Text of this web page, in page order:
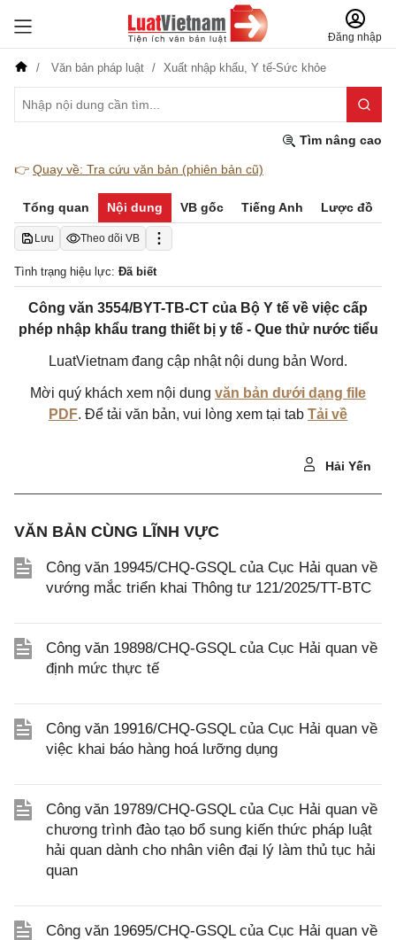
Đăng nhập
Văn bản pháp luật Xuất nhập khẩu, Y tế-Sức khỏe
Tìm nâng cao
👉 Quay về: Tra cứu văn bản (phiên bản cũ)
Tổng quan Nội dung VB gốc Tiếng Anh Lược đồ
Lưu Theo dõi VB
Tình trạng hiệu lực: Đã biết
Công văn 3554/BYT-TB-CT của Bộ Y tế về việc cấp
phép nhập khẩu trang thiết bị y tế - Que thử nước tiểu
LuatVietnam đang cập nhật nội dung bản Word.
Mời quý khách xem nội dung văn bản dưới dạng file
PDF. Để tải văn bản, vui lòng xem tại tab Tải về
Hải Yến
VĂN BẢN CÙNG LĨNH VỰC
Công văn 19945/CHQ-GSQL của Cục Hải quan về
vướng mắc triển khai Thông tư 121/2025/TT-BTC
Công văn 19898/CHQ-GSQL của Cục Hải quan về
định mức thực tế
Công văn 19916/CHQ-GSQL của Cục Hải quan về
việc khai báo hàng hoá lưỡng dụng
Công văn 19789/CHQ-GSQL của Cục Hải quan về
chương trình đào tạo bổ sung kiến thức pháp luật
hải quan dành cho nhân viên đại lý làm thủ tục hải
quan
Công văn 19695/CHQ-GSQL của Cục Hải quan về